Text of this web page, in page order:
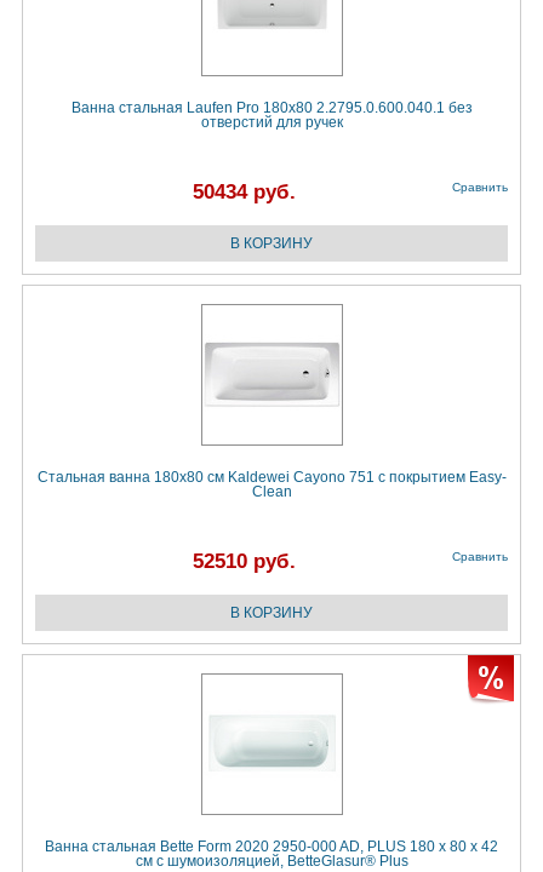
Ванна стальная Laufen Pro 180x80 2.2795.0.600.040.1 без
отверстий для ручек
50434 руб. Сравнить
Стальная ванна 180х80 см Kaldewei Cayono 751 с покрытием Easy-
Clean
52510 руб. Сравнить
Ванна стальная Bette Form 2020 2950-000 AD, PLUS 180 х 80 х 42
см с шумоизоляцией, BetteGlasur® Plus